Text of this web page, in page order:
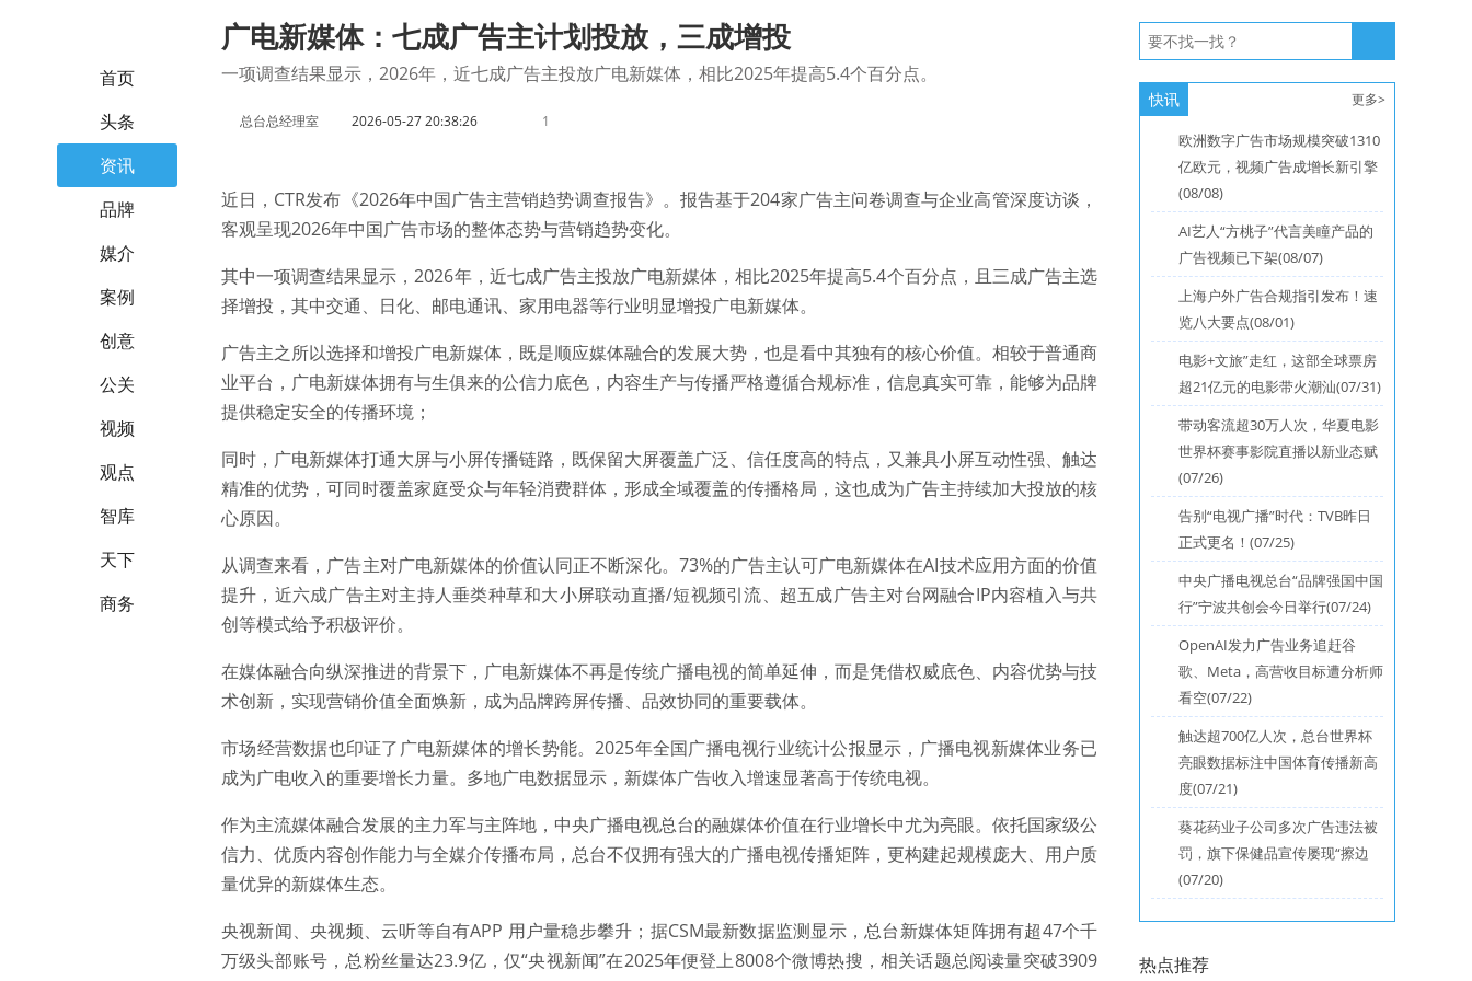
首页
头条
资讯
品牌
媒介
案例
创意
公关
视频
观点
智库
天下
商务
广电新媒体：七成广告主计划投放，三成增投
一项调查结果显示，2026年，近七成广告主投放广电新媒体，相比2025年提高5.4个百分点。
总台总经理室 2026-05-27 20:38:26 1
近日，CTR发布《2026年中国广告主营销趋势调查报告》。报告基于204家广告主问卷调查与企业高管深度访谈，
客观呈现2026年中国广告市场的整体态势与营销趋势变化。
其中一项调查结果显示，2026年，近七成广告主投放广电新媒体，相比2025年提高5.4个百分点，且三成广告主选
择增投，其中交通、日化、邮电通讯、家用电器等行业明显增投广电新媒体。
广告主之所以选择和增投广电新媒体，既是顺应媒体融合的发展大势，也是看中其独有的核心价值。相较于普通商
业平台，广电新媒体拥有与生俱来的公信力底色，内容生产与传播严格遵循合规标准，信息真实可靠，能够为品牌
提供稳定安全的传播环境；
同时，广电新媒体打通大屏与小屏传播链路，既保留大屏覆盖广泛、信任度高的特点，又兼具小屏互动性强、触达
精准的优势，可同时覆盖家庭受众与年轻消费群体，形成全域覆盖的传播格局，这也成为广告主持续加大投放的核
心原因。
从调查来看，广告主对广电新媒体的价值认同正不断深化。73%的广告主认可广电新媒体在AI技术应用方面的价值
提升，近六成广告主对主持人垂类种草和大小屏联动直播/短视频引流、超五成广告主对台网融合IP内容植入与共
创等模式给予积极评价。
在媒体融合向纵深推进的背景下，广电新媒体不再是传统广播电视的简单延伸，而是凭借权威底色、内容优势与技
术创新，实现营销价值全面焕新，成为品牌跨屏传播、品效协同的重要载体。
市场经营数据也印证了广电新媒体的增长势能。2025年全国广播电视行业统计公报显示，广播电视新媒体业务已
成为广电收入的重要增长力量。多地广电数据显示，新媒体广告收入增速显著高于传统电视。
作为主流媒体融合发展的主力军与主阵地，中央广播电视总台的融媒体价值在行业增长中尤为亮眼。依托国家级公
信力、优质内容创作能力与全媒介传播布局，总台不仅拥有强大的广播电视传播矩阵，更构建起规模庞大、用户质
量优异的新媒体生态。
央视新闻、央视频、云听等自有APP 用户量稳步攀升；据CSM最新数据监测显示，总台新媒体矩阵拥有超47个千
万级头部账号，总粉丝量达23.9亿，仅“央视新闻”在2025年便登上8008个微博热搜，相关话题总阅读量突破3909
快讯 更多>
欧洲数字广告市场规模突破1310
亿欧元，视频广告成增长新引擎
(08/08)
AI艺人“方桃子”代言美瞳产品的
广告视频已下架(08/07)
上海户外广告合规指引发布！速
览八大要点(08/01)
电影+文旅”走红，这部全球票房
超21亿元的电影带火潮汕(07/31)
带动客流超30万人次，华夏电影
世界杯赛事影院直播以新业态赋
(07/26)
告别“电视广播”时代：TVB昨日
正式更名！(07/25)
中央广播电视总台“品牌强国中国
行”宁波共创会今日举行(07/24)
OpenAI发力广告业务追赶谷
歌、Meta，高营收目标遭分析师
看空(07/22)
触达超700亿人次，总台世界杯
亮眼数据标注中国体育传播新高
度(07/21)
葵花药业子公司多次广告违法被
罚，旗下保健品宣传屡现“擦边
(07/20)
热点推荐